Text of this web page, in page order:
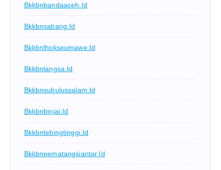
Bkkbnbandaaceh.id
Bkkbnsabang.id
Bkkbnlhokseumawe.id
Bkkbnlangsa.id
Bkkbnsubulussalam.id
Bkkbnbinjai.id
Bkkbntebingtinggi.id
Bkkbnpematangsiantar.id